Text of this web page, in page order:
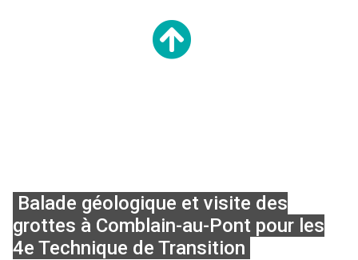
Balade géologique et visite des
grottes à Comblain-au-Pont pour les
4e Technique de Transition